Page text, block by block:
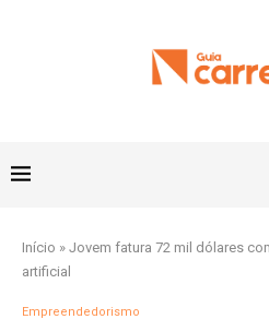
Início » Jovem fatura 72 mil dólares
artificial
Empreendedorismo